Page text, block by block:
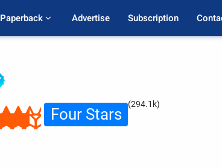
Paperback Advertise Subscription
Four Stars
(294.1k)